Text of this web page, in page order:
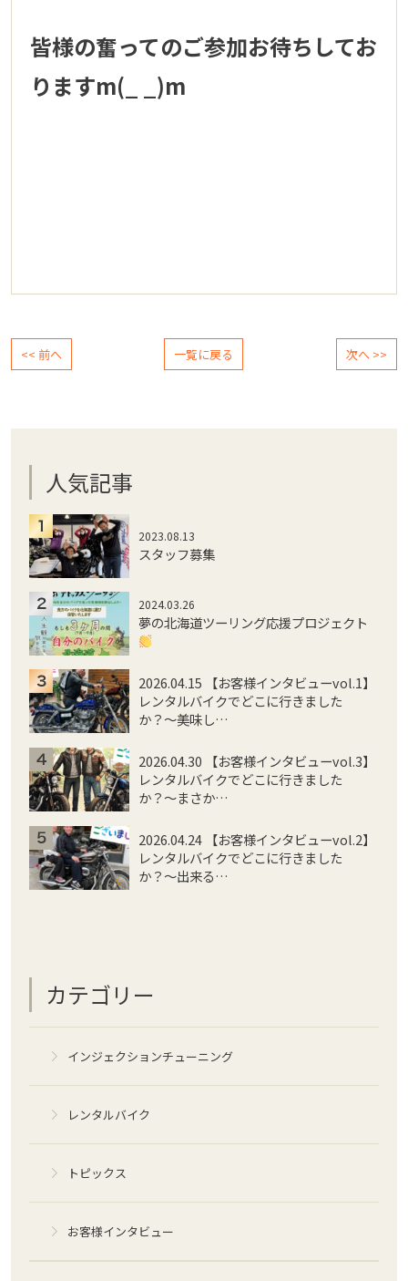
皆様の奮ってのご参加お待ちしてお
りますm(_ _)m
<< 前へ 一覧に戻る 次へ >>
人気記事
2023.08.13
スタッフ募集
2024.03.26
夢の北海道ツーリング応援プロジェクト
2026.04.15 【お客様インタビューvol.1】
レンタルバイクでどこに行きました
か？〜美味し…
2026.04.30 【お客様インタビューvol.3】
レンタルバイクでどこに行きました
か？〜まさか…
2026.04.24 【お客様インタビューvol.2】
レンタルバイクでどこに行きました
か？〜出来る…
カテゴリー
インジェクションチューニング
レンタルバイク
トピックス
お客様インタビュー